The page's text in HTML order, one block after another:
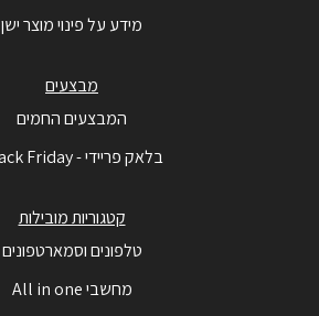
מידע על פינוי מוצר ישן
מבצעים
המבצעים החמים
בלאק פריידי - Black Friday
קטגוריות מובילות
טלפונים וסמארטפונים
מחשבי All in one